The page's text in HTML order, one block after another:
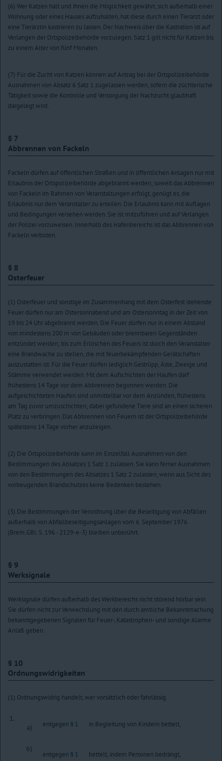
(6) Wer Katzen hält und ihnen die Möglichkeit gewährt, sich außerhalb einer
Wohnung oder eines Hauses aufzuhalten, hat diese durch einen Tierarzt oder
eine Tierärztin kastrieren zu lassen. Der Nachweis über die Kastration ist auf
Verlangen der Ortspolizeibehörde vorzulegen. Satz 1 gilt nicht für Katzen bis
zu einem Alter von fünf Monaten.
(7) Für die Zucht von Katzen können auf Antrag bei der Ortspolizeibehörde
Ausnahmen von Absatz 6 Satz 1 zugelassen werden, sofern die züchterische
Tätigkeit sowie die Kontrolle und Versorgung der Nachzucht glaubhaft
dargelegt wird.
§ 7
Abbrennen von Fackeln
Fackeln dürfen auf öffentlichen Straßen und in öffentlichen Anlagen nur mit
Erlaubnis der Ortspolizeibehörde abgebrannt werden; soweit das Abbrennen
von Fackeln im Rahmen von Veranstaltungen erfolgt, genügt es, die
Erlaubnis nur dem Veranstalter zu erteilen. Die Erlaubnis kann mit Auflagen
und Bedingungen versehen werden. Sie ist mitzuführen und auf Verlangen
der Polizei vorzuweisen. Innerhalb des Hafenbereichs ist das Abbrennen von
Fackeln verboten.
§ 8
Osterfeuer
(1) Osterfeuer und sonstige im Zusammenhang mit dem Osterfest stehende
Feuer dürfen nur am Ostersonnabend und am Ostersonntag in der Zeit von
19 bis 24 Uhr abgebrannt werden. Die Feuer dürfen nur in einem Abstand
von mindestens 200 m von Gebäuden oder brennbaren Gegenständen
entzündet werden; bis zum Erlöschen des Feuers ist durch den Veranstalter
eine Brandwache zu stellen, die mit feuerbekämpfenden Gerätschaften
auszustatten ist. Für die Feuer dürfen lediglich Gestrüpp, Äste, Zweige und
Stämme verwendet werden. Mit dem Aufschichten der Haufen darf
frühestens 14 Tage vor dem Abbrennen begonnen werden. Die
aufgeschichteten Haufen sind unmittelbar vor dem Anzünden, frühestens
am Tag zuvor umzuschichten; dabei gefundene Tiere sind an einen sicheren
Platz zu verbringen. Das Abbrennen von Feuern ist der Ortspolizeibehörde
spätestens 14 Tage vorher anzuzeigen.
(2) Die Ortspolizeibehörde kann im Einzelfall Ausnahmen von den
Bestimmungen des Absatzes 1 Satz 1 zulassen. Sie kann ferner Ausnahmen
von den Bestimmungen des Absatzes 1 Satz 2 zulassen, wenn aus Sicht des
vorbeugenden Brandschutzes keine Bedenken bestehen.
(3) Die Bestimmungen der Verordnung über die Beseitigung von Abfällen
außerhalb von Abfallbeseitigungsanlagen vom 6. September 1976
(Brem.GBl. S. 196 - 2129-e-3) bleiben unberührt.
§ 9
Werksignale
Werksignale dürfen außerhalb des Werkbereichs nicht störend hörbar sein.
Sie dürfen nicht zur Verwechslung mit den durch amtliche Bekanntmachung
bekanntgegebenen Signalen für Feuer-, Katastrophen- und sonstige Alarme
Anlaß geben.
§ 10
Ordnungswidrigkeiten
(1) Ordnungswidrig handelt, wer vorsätzlich oder fahrlässig
1.
a)
entgegen § 1 in Begleitung von Kindern bettelt,
b)
entgegen § 1
bettelt, indem Personen bedrängt,